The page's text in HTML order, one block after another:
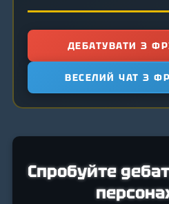
ДЕБАТУВАТИ З
ВЕСЕЛИЙ ЧАТ З
Спробуйте